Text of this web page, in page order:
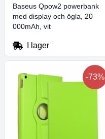
Baseus Qpow2 powerbank
med display och ögla, 20
000mAh, vit
I lager
-73%